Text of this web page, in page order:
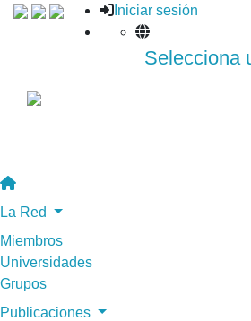
Iniciar sesión
Selecciona
La Red
Miembros
Universidades
Grupos
Publicaciones